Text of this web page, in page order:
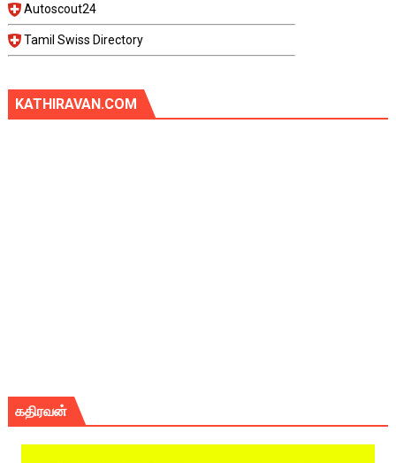
Autoscout24
Tamil Swiss Directory
KATHIRAVAN.COM
கதிரவன்